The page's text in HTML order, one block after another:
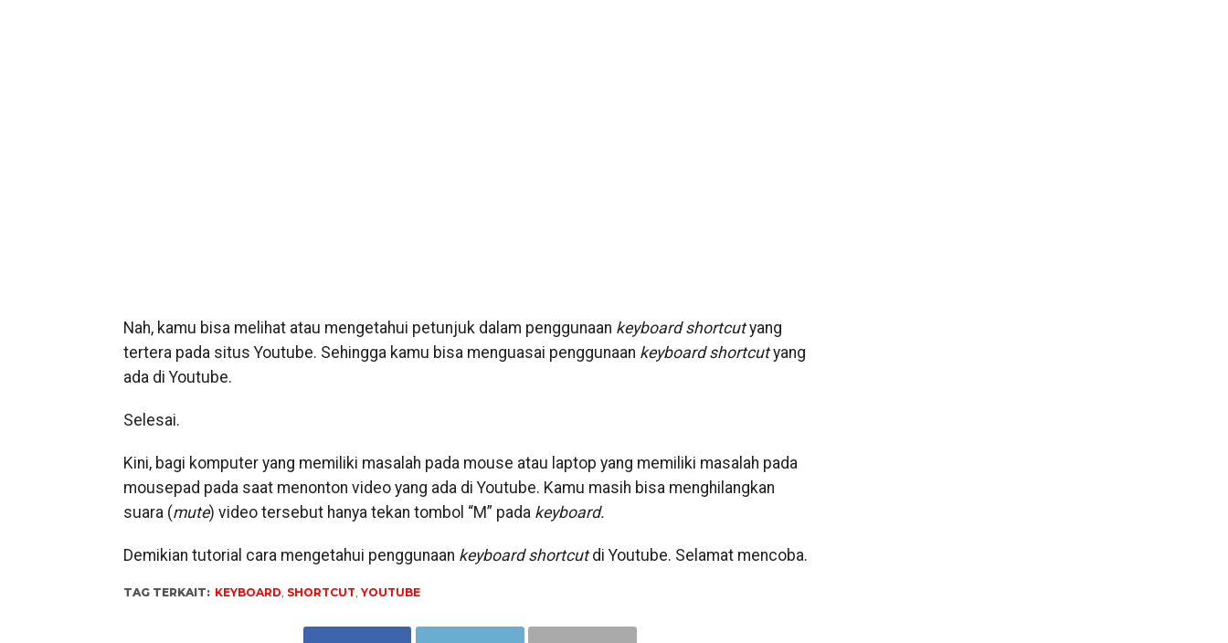
Nah, kamu bisa melihat atau mengetahui petunjuk dalam penggunaan keyboard shortcutyang
tertera pada situs Youtube. Sehingga kamu bisa menguasai penggunaan keyboard shortcutyang
ada di Youtube.
Selesai.
Kini, bagi komputer yang memiliki masalah pada mouse atau laptop yang memiliki masalah pada
mousepad pada saat menonton video yang ada di Youtube. Kamu masih bisa menghilangkan
suara (mute) video tersebut hanya tekan tombol “M” pada keyboard.
Demikian tutorial cara mengetahui penggunaan keyboard shortcutdi Youtube. Selamat mencoba.
TAG TERKAIT: KEYBOARD, SHORTCUT, YOUTUBE